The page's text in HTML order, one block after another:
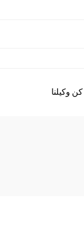
كن وكيلنا